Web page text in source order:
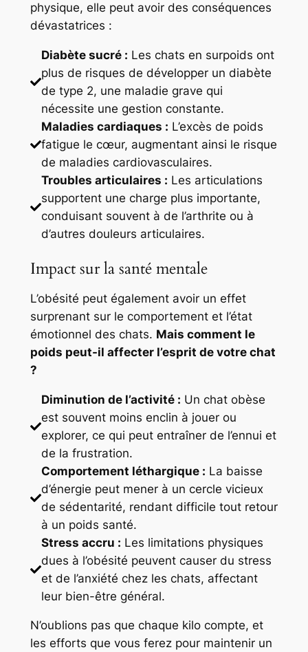
physique, elle peut avoir des conséquences
dévastatrices :
Diabète sucré : Les chats en surpoids ont
plus de risques de développer un diabète
de type 2, une maladie grave qui
nécessite une gestion constante.
Maladies cardiaques : L’excès de poids
fatigue le cœur, augmentant ainsi le risque
de maladies cardiovasculaires.
Troubles articulaires : Les articulations
supportent une charge plus importante,
conduisant souvent à de l’arthrite ou à
d’autres douleurs articulaires.
Impact sur la santé mentale
L’obésité peut également avoir un effet
surprenant sur le comportement et l’état
émotionnel des chats. Mais comment le
poids peut-il affecter l’esprit de votre chat
?
Diminution de l’activité : Un chat obèse
est souvent moins enclin à jouer ou
explorer, ce qui peut entraîner de l’ennui et
de la frustration.
Comportement léthargique : La baisse
d’énergie peut mener à un cercle vicieux
de sédentarité, rendant difficile tout retour
à un poids santé.
Stress accru : Les limitations physiques
dues à l’obésité peuvent causer du stress
et de l’anxiété chez les chats, affectant
leur bien-être général.
N’oublions pas que chaque kilo compte, et
les efforts que vous ferez pour maintenir un